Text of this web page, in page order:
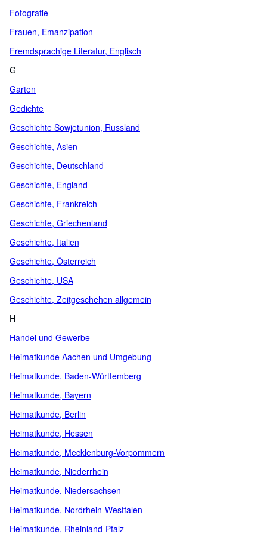
Fotografie
Frauen, Emanzipation
Fremdsprachige Literatur, Englisch
G
Garten
Gedichte
Geschichte Sowjetunion, Russland
Geschichte, Asien
Geschichte, Deutschland
Geschichte, England
Geschichte, Frankreich
Geschichte, Griechenland
Geschichte, Italien
Geschichte, Österreich
Geschichte, USA
Geschichte, Zeitgeschehen allgemein
H
Handel und Gewerbe
Heimatkunde Aachen und Umgebung
Heimatkunde, Baden-Württemberg
Heimatkunde, Bayern
Heimatkunde, Berlin
Heimatkunde, Hessen
Heimatkunde, Mecklenburg-Vorpommern
Heimatkunde, Niederrhein
Heimatkunde, Niedersachsen
Heimatkunde, Nordrhein-Westfalen
Heimatkunde, Rheinland-Pfalz